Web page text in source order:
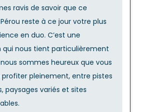
ravis de savoir que ce
reste à ce jour votre plus
en duo. C’est une
qui nous tient particulièrement
sommes heureux que vous
profiter pleinement, entre pistes
paysages variés et sites